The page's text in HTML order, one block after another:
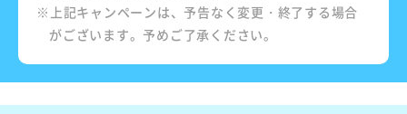
※上記キャンペーンは、予告なく変更・終了する場合
がございます。予めご了承ください。